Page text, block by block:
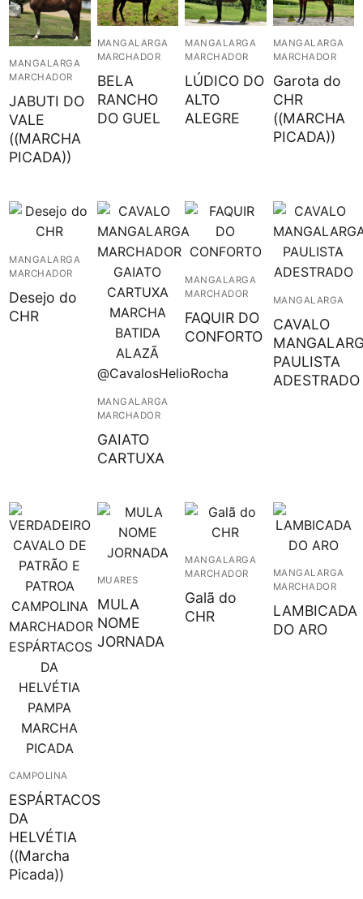
MANGALARGA
MARCHADOR
JABUTI DO
VALE
((MARCHA
PICADA))
MANGALARGA
MARCHADOR
BELA
RANCHO
DO GUEL
MANGALARGA
MARCHADOR
LÚDICO DO
ALTO
ALEGRE
MANGALARGA
MARCHADOR
Garota do
CHR
((MARCHA
PICADA))
MANGALARGA
MARCHADOR
Desejo do
CHR
MANGALARGA
MARCHADOR
GAIATO
CARTUXA
MANGALARGA
MARCHADOR
FAQUIR DO
CONFORTO
MANGALARGA
CAVALO
PAULISTA
ADESTRADO
CAMPOLINA
ESPÁRTACOS
DA
HELVÉTIA
((Marcha
Picada))
MUARES
MULA
NOME
JORNADA
MANGALARGA
MARCHADOR
Galã do
CHR
MANGALARGA
MARCHADOR
LAMBICADA
DO ARO